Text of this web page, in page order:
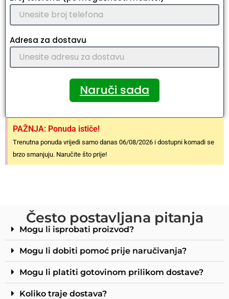
Adresa za dostavu
Naruči sada
PAŽNJA: Ponuda ističe!
Trenutna ponuda vrijedi samo danas 06/08/2026 i dostupni komadi se
brzo smanjuju. Naručite što prije!
Često postavljana pitanja
Mogu li isprobati proizvod?
Mogu li dobiti pomoć prije naručivanja?
Mogu li platiti gotovinom prilikom dostave?
Koliko traje dostava?